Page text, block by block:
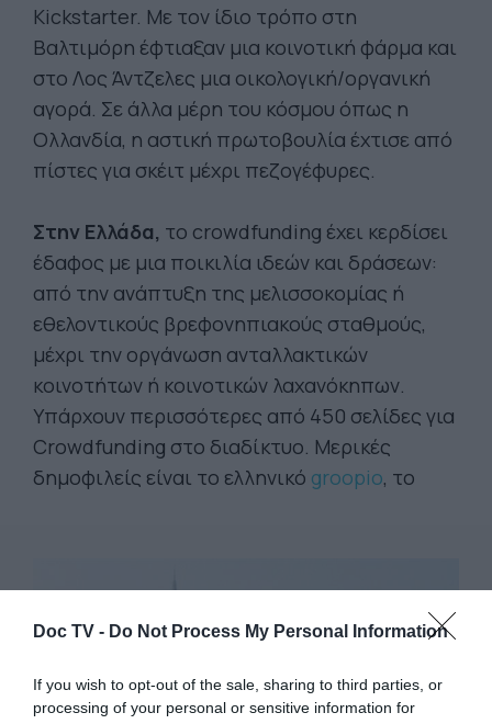
Doc TV - Do Not Process My Personal Information
If you wish to opt-out of the sale, sharing to third parties, or
processing of your personal or sensitive information for
Kickstarter. Με τον ίδιο τρόπο στη
Βαλτιμόρη έφτιαξαν μια κοινοτική φάρμα και
στο Λος Άντζελες μια οικολογική/οργανική
αγορά. Σε άλλα μέρη του κόσμου όπως η
Ολλανδία, η αστική πρωτοβουλία έχτισε από
πίστες για σκέιτ μέχρι πεζογέφυρες.
Στην Ελλάδα, το crowdfunding έχει κερδίσει
έδαφος με μια ποικιλία ιδεών και δράσεων:
από την ανάπτυξη της μελισσοκομίας ή
εθελοντικούς βρεφονηπιακούς σταθμούς,
μέχρι την οργάνωση ανταλλακτικών
κοινοτήτων ή κοινοτικών λαχανόκηπων.
Υπάρχουν περισσότερες από 450 σελίδες για
Crowdfunding στο διαδίκτυο. Μερικές
δημοφιλείς είναι το ελληνικό groopio, το